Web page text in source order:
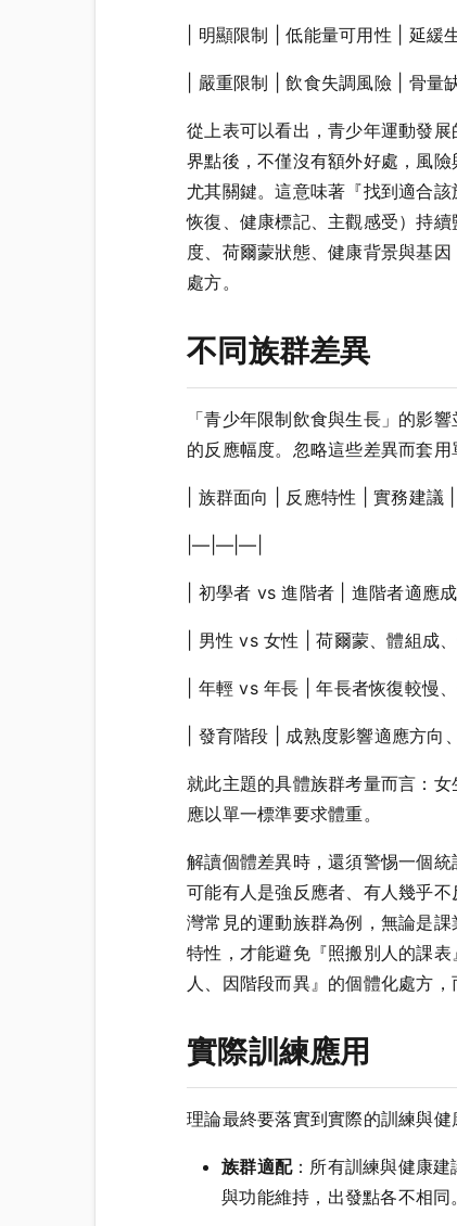
| 明顯限制 | 低能量可用性 | 延緩
| 嚴重限制 | 飲食失調風險 | 骨量
從上表可以看出，青少年運動發
界點後，不僅沒有額外好處，風
尤其關鍵。這意味著『找到適合
恢復、健康標記、主觀感受）持
度、荷爾蒙狀態、健康背景與基
處方。
不同族群差異
「青少年限制飲食與生長」的影
的反應幅度。忽略這些差異而套
| 族群面向 | 反應特性 | 實務建議 |
|—|—|—|
| 初學者 vs 進階者 | 進階者適應
| 男性 vs 女性 | 荷爾蒙、體組成
| 年輕 vs 年長 | 年長者恢復較慢
| 發育階段 | 成熟度影響適應方向
就此主題的具體族群考量而言：
應以單一標準要求體重。
解讀個體差異時，還須警惕一個
可能有人是強反應者、有人幾乎
灣常見的運動族群為例，無論是
特性，才能避免『照搬別人的課
人、因階段而異』的個體化處方，
實際訓練應用
理論最終要落實到實際的訓練與
族群適配：所有訓練與健康
與功能維持，出發點各不相同。